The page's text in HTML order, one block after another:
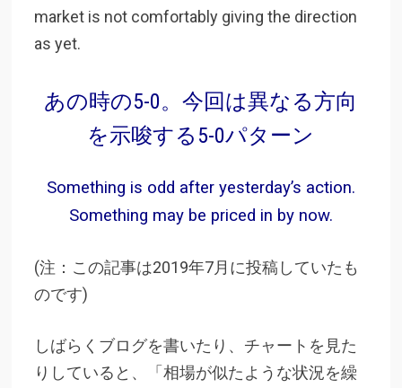
market is not comfortably giving the direction
as yet.
あの時の5-0。今回は異なる方向
を示唆する5-0パターン
Something is odd after yesterday’s action.
Something may be priced in by now.
(注：この記事は2019年7月に投稿していたも
のです)
しばらくブログを書いたり、チャートを見た
りしていると、「相場が似たような状況を繰